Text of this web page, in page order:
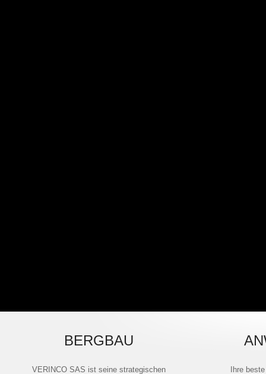
BERGBAU
VERINCO SAS ist seine strategischen
Ihre